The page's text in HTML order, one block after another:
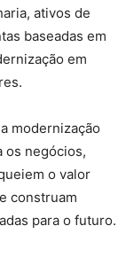
ativos de
baseadas em
em
modernização
os negócios,
o valor
construam
para o futuro.